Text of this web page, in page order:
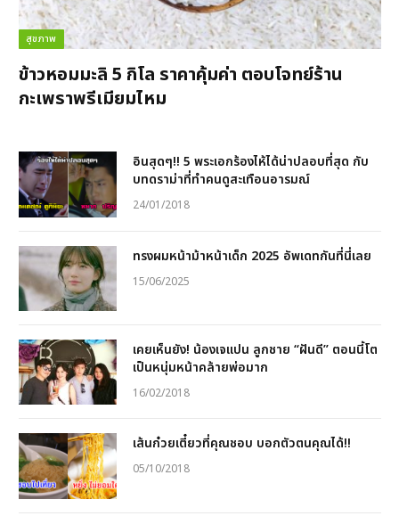
สุขภาพ
ข้าวหอมมะลิ 5 กิโล ราคาคุ้มค่า ตอบโจทย์ร้าน
กะเพราพรีเมียมไหม
อินสุดๆ!! 5 พระเอกร้องไห้ได้น่าปลอบที่สุด กับ
บทดราม่าที่ทำคนดูสะเทือนอารมณ์
24/01/2018
ทรงผมหน้าม้าหน้าเด็ก 2025 อัพเดทกันที่นี่เลย
15/06/2025
เคยเห็นยัง! น้องเจแปน ลูกชาย “ฝันดี” ตอนนี้โต
เป็นหนุ่มหน้าคล้ายพ่อมาก
16/02/2018
เส้นก๋วยเตี๋ยวที่คุณชอบ บอกตัวตนคุณได้!!
05/10/2018